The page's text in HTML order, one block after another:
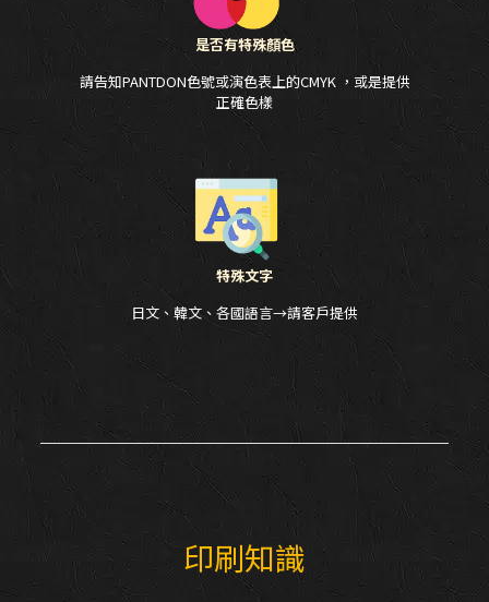
是否有特殊顏色
請告知PANTDON色號或演色表上的CMYK ，或是提供
正確色樣
特殊文字
日文、韓文、各國語言→請客戶提供
印刷知識